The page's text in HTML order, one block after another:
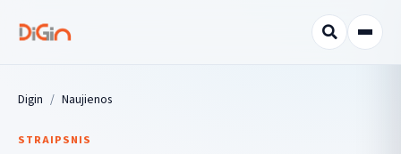
Digin Naujienos
STRAIPSNIS